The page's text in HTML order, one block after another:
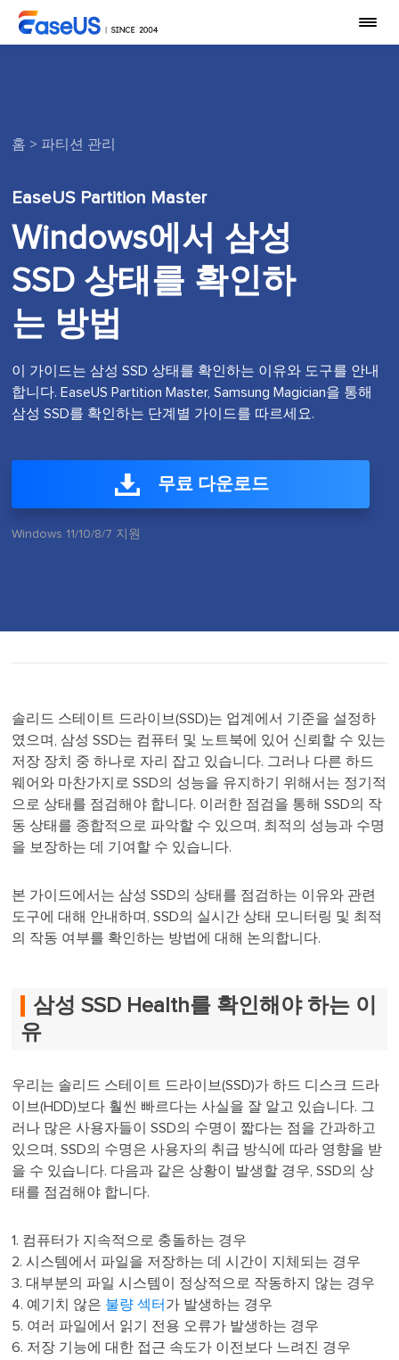
홈 > 파티션 관리
EaseUS Partition Master
Windows에서 삼성
SSD 상태를 확인하
는 방법
이 가이드는 삼성 SSD 상태를 확인하는 이유와 도구를 안내
합니다. EaseUS Partition Master, Samsung Magician을 통해
삼성 SSD를 확인하는 단계별 가이드를 따르세요.
무료 다운로드
Windows 11/10/8/7 지원
솔리드 스테이트 드라이브(SSD)는 업계에서 기준을 설정하
였으며, 삼성 SSD는 컴퓨터 및 노트북에 있어 신뢰할 수 있는
저장 장치 중 하나로 자리 잡고 있습니다. 그러나 다른 하드
웨어와 마찬가지로 SSD의 성능을 유지하기 위해서는 정기적
으로 상태를 점검해야 합니다. 이러한 점검을 통해 SSD의 작
동 상태를 종합적으로 파악할 수 있으며, 최적의 성능과 수명
을 보장하는 데 기여할 수 있습니다.
본 가이드에서는 삼성 SSD의 상태를 점검하는 이유와 관련
도구에 대해 안내하며, SSD의 실시간 상태 모니터링 및 최적
의 작동 여부를 확인하는 방법에 대해 논의합니다.
삼성 SSD Health를 확인해야 하는 이
유
우리는 솔리드 스테이트 드라이브(SSD)가 하드 디스크 드라
이브(HDD)보다 훨씬 빠르다는 사실을 잘 알고 있습니다. 그
러나 많은 사용자들이 SSD의 수명이 짧다는 점을 간과하고
있으며, SSD의 수명은 사용자의 취급 방식에 따라 영향을 받
을 수 있습니다. 다음과 같은 상황이 발생할 경우, SSD의 상
태를 점검해야 합니다.
1. 컴퓨터가 지속적으로 충돌하는 경우
2. 시스템에서 파일을 저장하는 데 시간이 지체되는 경우
3. 대부분의 파일 시스템이 정상적으로 작동하지 않는 경우
4. 예기치 않은 불량 섹터 가 발생하는 경우
5. 여러 파일에서 읽기 전용 오류가 발생하는 경우
6. 저장 기능에 대한 접근 속도가 이전보다 느려진 경우